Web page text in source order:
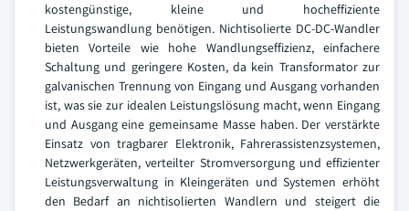
kostengünstige, kleine und hocheffiziente
Leistungswandlung benötigen. Nichtisolierte DC-DC-Wandler
bieten Vorteile wie hohe Wandlungseffizienz, einfachere
Schaltung und geringere Kosten, da kein Transformator zur
galvanischen Trennung von Eingang und Ausgang vorhanden
ist, was sie zur idealen Leistungslösung macht, wenn Eingang
und Ausgang eine gemeinsame Masse haben. Der verstärkte
Einsatz von tragbarer Elektronik, Fahrerassistenzsystemen,
Netzwerkgeräten, verteilter Stromversorgung und effizienter
Leistungsverwaltung in Kleingeräten und Systemen erhöht
den Bedarf an nichtisolierten Wandlern und steigert die